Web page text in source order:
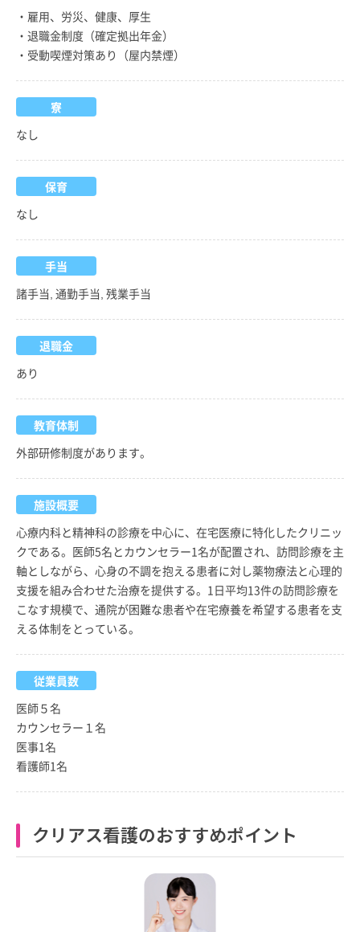
・雇用、労災、健康、厚生
・退職金制度（確定拠出年金）
・受動喫煙対策あり（屋内禁煙）
寮
なし
保育
なし
手当
諸手当, 通勤手当, 残業手当
退職金
あり
教育体制
外部研修制度があります。
施設概要
心療内科と精神科の診療を中心に、在宅医療に特化したクリニッ
クである。医師5名とカウンセラー1名が配置され、訪問診療を主
軸としながら、心身の不調を抱える患者に対し薬物療法と心理的
支援を組み合わせた治療を提供する。1日平均13件の訪問診療を
こなす規模で、通院が困難な患者や在宅療養を希望する患者を支
える体制をとっている。
従業員数
医師５名
カウンセラー１名
医事1名
看護師1名
クリアス看護のおすすめポイント